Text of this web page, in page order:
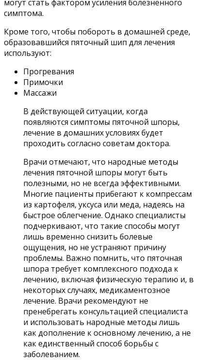
могут стать фактором усиления болезненного
симптома.
Кроме того, чтобы побороть в домашней среде,
образовавшийся пяточный шип для лечения
используют:
Прогревания
Примочки
Массажи
В действующей ситуации, когда
появляются симптомы пяточной шпоры,
лечение в домашних условиях будет
проходить согласно советам доктора.
Врачи отмечают, что народные методы
лечения пяточной шпоры могут быть
полезными, но не всегда эффективными.
Многие пациенты прибегают к компрессам
из картофеля, уксуса или меда, надеясь на
быстрое облегчение. Однако специалисты
подчеркивают, что такие способы могут
лишь временно снизить болевые
ощущения, но не устраняют причину
проблемы. Важно помнить, что пяточная
шпора требует комплексного подхода к
лечению, включая физическую терапию и, в
некоторых случаях, медикаментозное
лечение. Врачи рекомендуют не
пренебрегать консультацией специалиста
и использовать народные методы лишь
как дополнение к основному лечению, а не
как единственный способ борьбы с
заболеванием.